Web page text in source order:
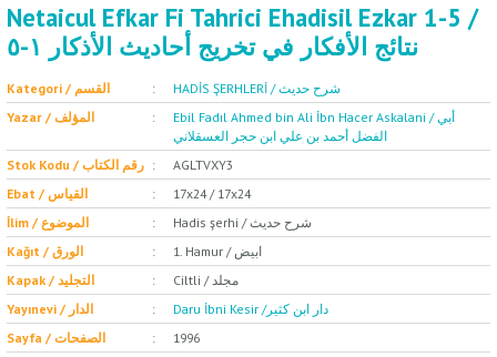
Netaicul Efkar Fi Tahrici Ehadisil Ezkar 1-5 /
نتائج الأفكار في تخريج أحاديث الأذكار ١-٥
Kategori / القسم
HADİS ŞERHLERİ / شرح حديث
Yazar / المؤلف
Ebil Fadıl Ahmed bin Ali İbn Hacer Askalani / أبي
الفضل أحمد بن علي ابن حجر العسقلاني
Stok Kodu / رقم الكتاب
AGLTVXY3
Ebat / القياس
17x24 / 17x24
İlim / الموضوع
Hadis şerhi / شرح حديث
Kağıt / الورق
1. Hamur / ابيض
Kapak / التجليد
Ciltli / مجلد
Yayınevi / الدار
Daru İbni Kesir /دار ابن كثير
Sayfa / الصفحات
1996